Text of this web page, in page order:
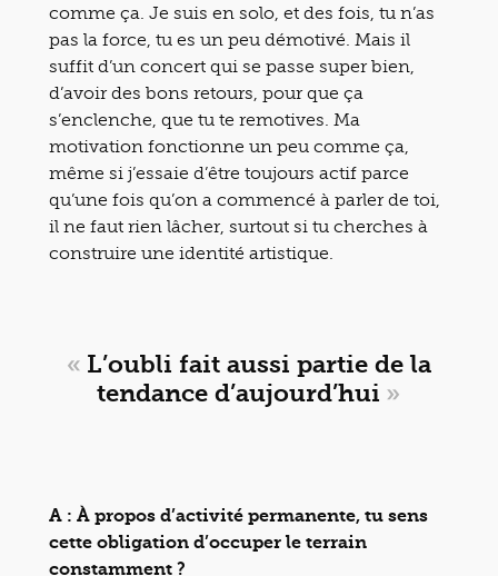
comme ça. Je suis en solo, et des fois, tu n’as
pas la force, tu es un peu démotivé. Mais il
suffit d’un concert qui se passe super bien,
d’avoir des bons retours, pour que ça
s’enclenche, que tu te remotives. Ma
motivation fonctionne un peu comme ça,
même si j’essaie d’être toujours actif parce
qu’une fois qu’on a commencé à parler de toi,
il ne faut rien lâcher, surtout si tu cherches à
construire une identité artistique.
« L’oubli fait aussi partie de la
tendance d’aujourd’hui »
A : À propos d’activité permanente, tu sens
cette obligation d’occuper le terrain
constamment ?